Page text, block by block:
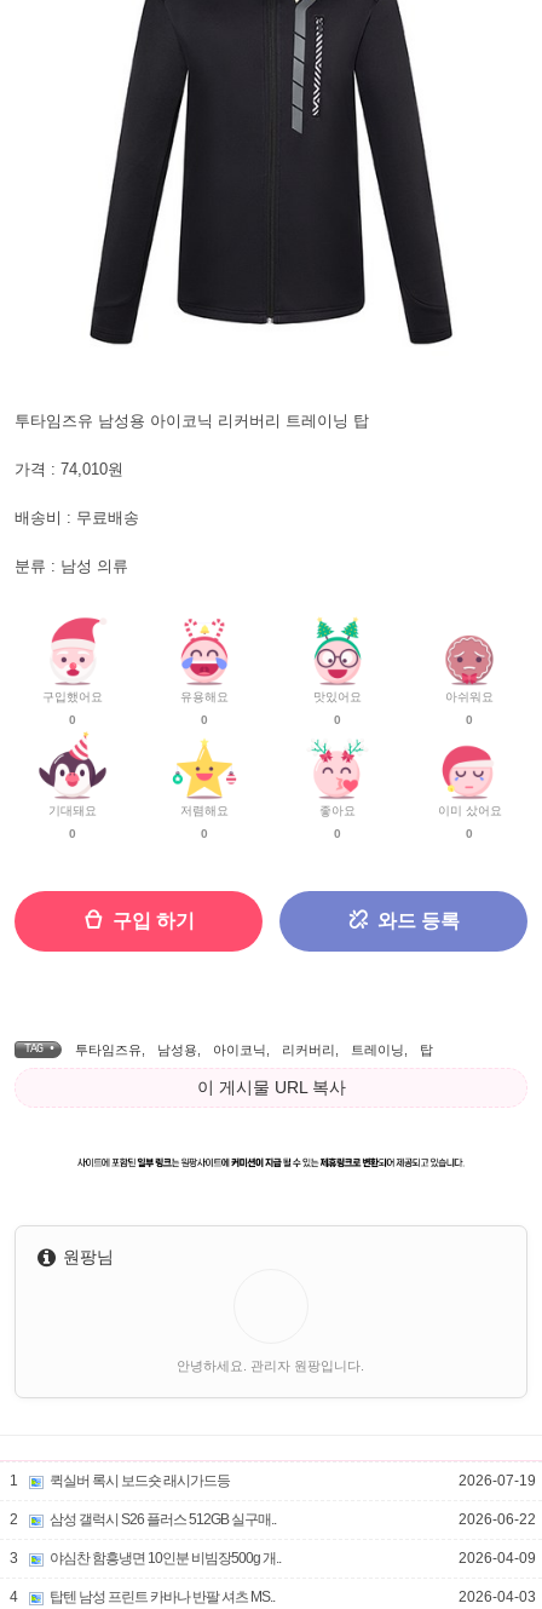
투타임즈유 남성용 아이코닉 리커버리 트레이닝 탑
가격 : 74,010원
배송비 : 무료배송
분류 : 남성 의류
구입했어요
0
기대돼요
0
유용해요
0
저렴해요
0
맛있어요
0
좋아요
0
아쉬워요
0
이미 샀어요
0
구입 하기 와드 등록
TAG • 투타임즈유 남성용 아이코닉 리커버리 트레이닝 탑
이 게시물 URL 복사
원팡님
안녕하세요. 관리자 원팡입니다.
1 퀵실버 록시 보드숏 래시가드등 2026-07-19
2 삼성 갤럭시 S26 플러스 512GB 실구매.. 2026-06-22
3 야심찬 함흥냉면 10인분 비빔장500g 개.. 2026-04-09
4 탑텐 남성 프린트 카바나 반팔 셔츠 MS.. 2026-04-03